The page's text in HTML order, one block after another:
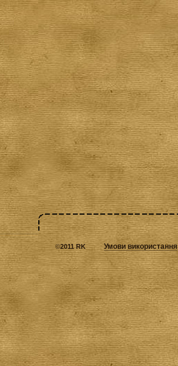
©2011 RK Умови використання